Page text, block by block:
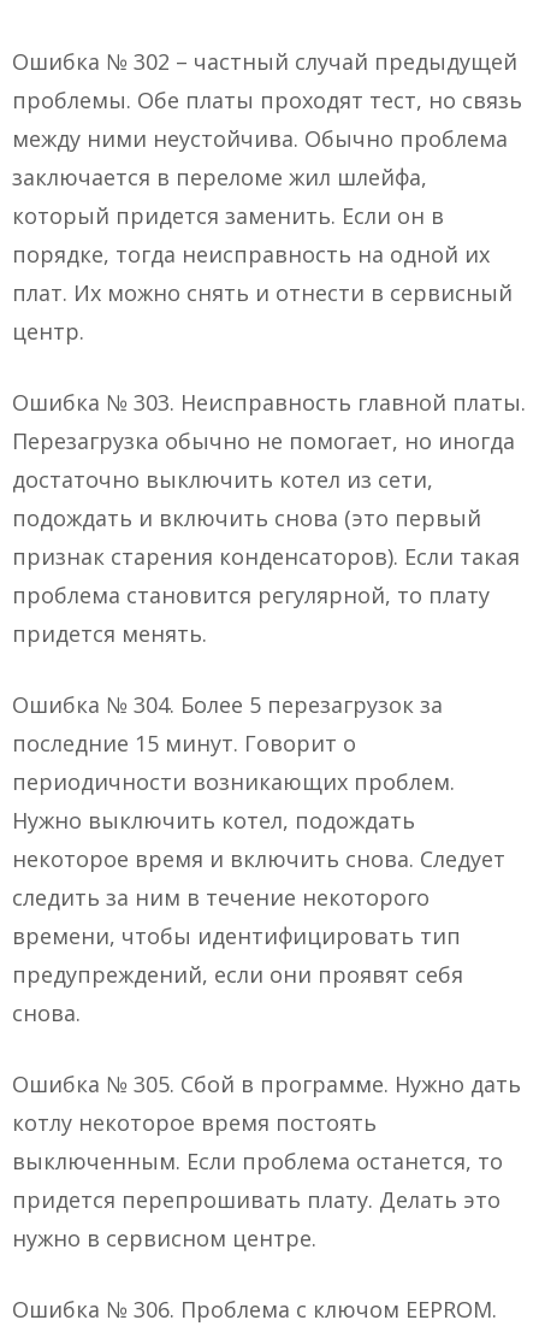
Ошибка № 302 – частный случай предыдущей
проблемы. Обе платы проходят тест, но связь
между ними неустойчива. Обычно проблема
заключается в переломе жил шлейфа,
который придется заменить. Если он в
порядке, тогда неисправность на одной их
плат. Их можно снять и отнести в сервисный
центр.
Ошибка № 303. Неисправность главной платы.
Перезагрузка обычно не помогает, но иногда
достаточно выключить котел из сети,
подождать и включить снова (это первый
признак старения конденсаторов). Если такая
проблема становится регулярной, то плату
придется менять.
Ошибка № 304. Более 5 перезагрузок за
последние 15 минут. Говорит о
периодичности возникающих проблем.
Нужно выключить котел, подождать
некоторое время и включить снова. Следует
следить за ним в течение некоторого
времени, чтобы идентифицировать тип
предупреждений, если они проявят себя
снова.
Ошибка № 305. Сбой в программе. Нужно дать
котлу некоторое время постоять
выключенным. Если проблема останется, то
придется перепрошивать плату. Делать это
нужно в сервисном центре.
Ошибка № 306. Проблема с ключом EEPROM.